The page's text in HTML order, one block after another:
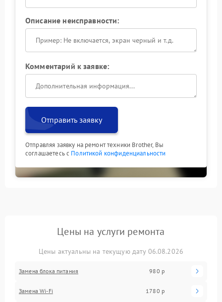
Описание неисправности:
Комментарий к заявке:
Отправить заявку
Отправляя заявку на ремонт техники Brother, Вы
соглашаетесь с Политикой конфиденциальности
Цены на услуги ремонта
Цены актуальны на текущую дату 06.08.2026
Замена блока питания 980 р
Замена Wi-Fi 1780 р